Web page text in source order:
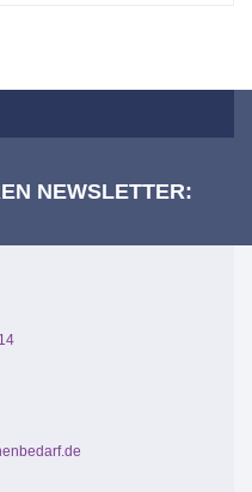
NEWSLETTER: